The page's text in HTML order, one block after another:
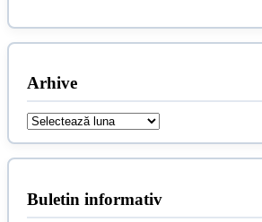
Arhive
Arhive
Buletin informativ